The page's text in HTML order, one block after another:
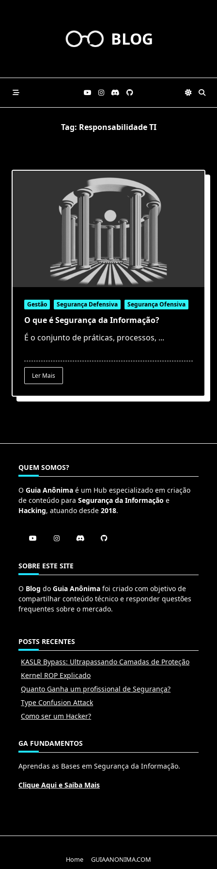
BLOG
Tag: Responsabilidade TI
Gestão Segurança Defensiva Segurança Ofensiva
O que é Segurança da Informação?
É o conjunto de práticas, processos, ...
Ler Mais
QUEM SOMOS?
O Guia Anônima é um Hub especializado em criação
de conteúdo para Segurança da Informação e
Hacking, atuando desde 2018.
SOBRE ESTE SITE
O Blog do Guia Anônima foi criado com objetivo de
compartilhar conteúdo técnico e responder questões
frequentes sobre o mercado.
POSTS RECENTES
KASLR Bypass: Ultrapassando Camadas de Proteção
Kernel ROP Explicado
Quanto Ganha um profissional de Segurança?
Type Confusion Attack
Como ser um Hacker?
GA FUNDAMENTOS
Aprendas as Bases em Segurança da Informação.
Clique Aqui e Saiba Mais
Home GUIAANONIMA.COM